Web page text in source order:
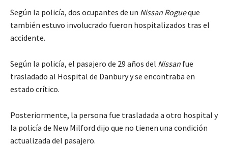
Según la policía, dos ocupantes de un Nissan Rogueque
también estuvo involucrado fueron hospitalizados tras el
accidente.
Según la policía, el pasajero de 29 años del Nissan fue
trasladado al Hospital de Danbury y se encontraba en
estado crítico.
Posteriormente, la persona fue trasladada a otro hospital y
la policía de New Milford dijo que no tienen una condición
actualizada del pasajero.